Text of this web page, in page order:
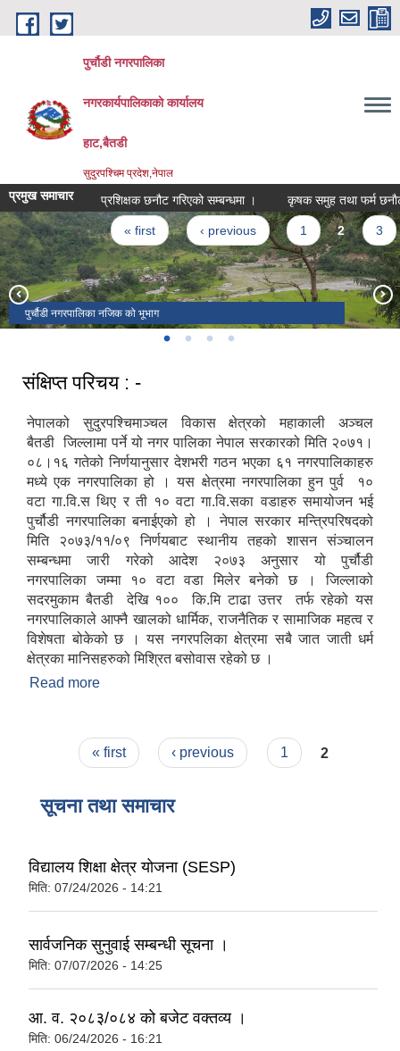
Skip to main content
पुर्चौडी नगरपालिका
नगरकार्यपालिकाकाे कार्यालय
हाट,बैतडी
सुदुरपश्चिम प्रदेश,नेपाल
प्रमुख समाचार प्रशिक्षक छनौट गरिएको सम्बन्धमा । कृषक समुह तथा फर्म छनाैट
Pages
« first ‹ previous 1 2 3
पुर्चौडी नगरपालिका नजिक को भूभाग
डिलाशैनी भगवती मन्दिर
संक्षिप्त परिचय : -
नेपालको सुदुरपश्चिमाञ्चल विकास क्षेत्रको महाकाली अञ्चल
बैतडी जिल्लामा पर्ने यो नगर पालिका नेपाल सरकारको मिति २०७१।
०८।१६ गतेको निर्णयानुसार देशभरी गठन भएका ६१ नगरपालिकाहरु
मध्ये एक नगरपालिका हो । यस क्षेत्रमा नगरपालिका हुन पुर्व १०
वटा गा.वि.स थिए र ती १० वटा गा.वि.सका वडाहरु समायोजन भई
पुर्चौडी नगरपालिका बनाईएको हो । नेपाल सरकार मन्त्रिपरिषदको
मिति २०७३/११/०९ निर्णयबाट स्थानीय तहको शासन संञ्चालन
सम्बन्धमा जारी गरेको आदेश २०७३ अनुसार यो पुर्चौडी
नगरपालिका जम्मा १० वटा वडा मिलेर बनेको छ । जिल्लाको
सदरमुकाम बैतडी देखि १०० कि.मि टाढा उत्तर तर्फ रहेको यस
नगरपालिकाले आफ्नै खालको धार्मिक, राजनैतिक र सामाजिक महत्व र
विशेषता बोकेको छ । यस नगरपलिका क्षेत्रमा सबै जात जाती धर्म
क्षेत्रका मानिसहरुको मिश्रित बसोवास रहेको छ ।
Read more
Pages« first ‹ previous 1 2
सूचना तथा समाचार
विद्यालय शिक्षा क्षेत्र योजना (SESP)
मिति: 07/24/2026 - 14:21
सार्वजनिक सुनुवाई सम्बन्धी सूचना ।
मिति: 07/07/2026 - 14:25
आ. व. २०८३/०८४ को बजेट वक्तव्य ।
मिति: 06/24/2026 - 16:21